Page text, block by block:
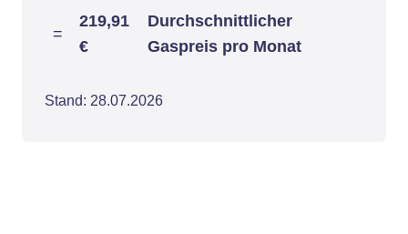
=
219,91
€
Durchschnittlicher
Gaspreis pro Monat
Stand: 28.07.2026